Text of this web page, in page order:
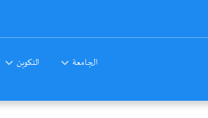
الجامعة التكوين